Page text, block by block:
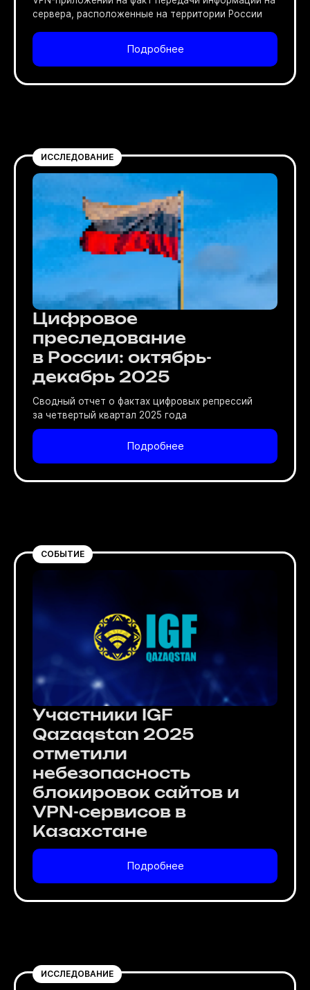
сервера, расположенные на территории России
Подробнее
ИССЛЕДОВАНИЕ
Цифровое
преследование
в России: октябрь-
декабрь 2025
Сводный отчет о фактах цифровых репрессий
за четвертый квартал 2025 года
Подробнее
СОБЫТИЕ
Участники IGF
Qazaqstan 2025
отметили
небезопасность
блокировок сайтов и
VPN-сервисов в
Казахстане
Подробнее
ИССЛЕДОВАНИЕ